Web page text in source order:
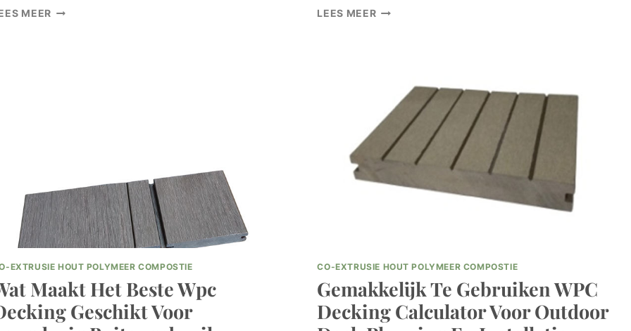
MEERHOE
LEES MEERHOE
SELECTEREN
EXTRUSIE HOUT POLYMEER COMPOSTIE
Maakt Het Beste Wpc
Geschikt Voor
CO-EXTRUSIE HOUT POLYMEER COMPOSTIE
Gemakkelijk Te Gebruiken WPC
Decking Calculator Voor Outdoor